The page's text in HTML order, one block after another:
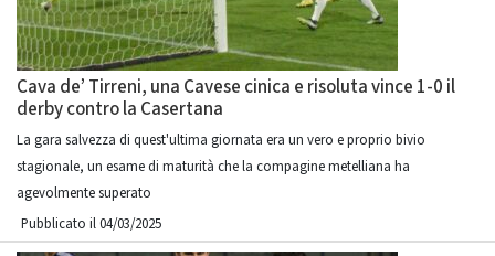
Cava de’ Tirreni, una Cavese cinica e risoluta vince 1-0 il
derby contro la Casertana
La gara salvezza di quest'ultima giornata era un vero e proprio bivio
stagionale, un esame di maturità che la compagine metelliana ha
agevolmente superato
Pubblicato il 04/03/2025